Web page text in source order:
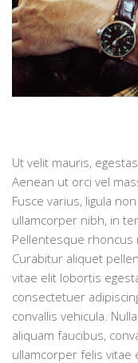
Ut velit mauris,
Aenean ut orci vel
Fusce varius, ligula
ullamcorper nibh, in
Pellentesque rhoncus
Curabitur aliquet
vitae elit lobortis
consectetuer
convallis vehicula.
aliquam faucibus,
ullamcorper felis vitae